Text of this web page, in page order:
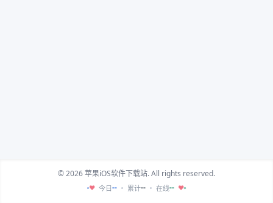
© 2026 苹果iOS软件下载站. All rights reserved.
♥ 今日-- 累计-- 在线-- ♥